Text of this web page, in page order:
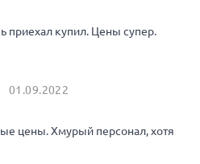
приехал купил. Цены супер.
01.09.2022
цены. Хмурый персонал, хотя